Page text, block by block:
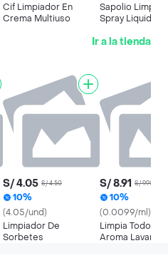
Cif Limpiador En
Crema Multiuso
Sapolio
Spray Liquido
Ir a la tienda
S/ 4.05 S/ 4.50
10%
(4.05/und)
Limpiador De
Sorbetes
S/ 8.91 S/ 9.90
10%
(0.0099/ml)
Limpia Todo
Aroma